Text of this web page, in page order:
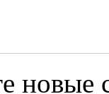
новые